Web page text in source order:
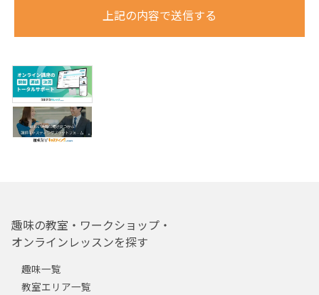
上記の内容で送信する
趣味の教室・ワークショップ・
オンラインレッスンを探す
趣味一覧
教室エリア一覧